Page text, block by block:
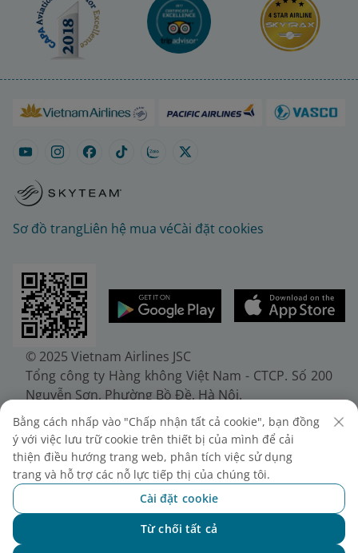
Sơ đồ trangLiên hệ mua véCài đặt cookies
© 2025 Vietnam Airlines JSC
Tổng công ty Hàng không Việt Nam - CTCP. Số 200
Nguyễn Sơn, Phường Bồ Đề, Hà Nội.
Điện thoại: (+84-24) 38272289. Fax: (+84-24)
38722375
Giấy chứng nhận đăng ký doanh nghiệp, mã số
doanh nghiệp 0100107518, đăng ký lần đầu ngày
30/6/2010, đăng ký thay đổi lần thứ 10 ngày
24/7/2025, cấp bởi Sở Tài chính Thành phố Hà Nội.
Bằng cách nhấp vào "Chấp nhận tất cả cookie", bạn đồng
ý với việc lưu trữ cookie trên thiết bị của mình để cải
thiện điều hướng trang web, phân tích việc sử dụng
trang và hỗ trợ các nỗ lực tiếp thị của chúng tôi.
Cài đặt cookie
Từ chối tất cả